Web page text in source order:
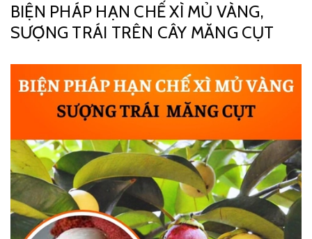
BIỆN PHÁP HẠN CHẾ XÌ MỦ VÀNG,
SƯỢNG TRÁI TRÊN CÂY MĂNG CỤT